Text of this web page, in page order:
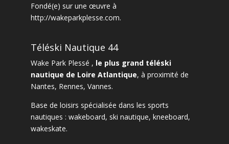
Fondé(e) sur une œuvre à
http://wakeparkplesse.com.
Téléski Nautique 44
Wake Park Plessé , le plus grand téléski
nautique de Loire Atlantique, à proximité de
Nantes, Rennes, Vannes.
Base de loisirs spécialisée dans les sports
nautiques : wakeboard, ski nautique, kneeboard,
wakeskate.